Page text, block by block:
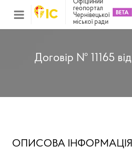
Офіційний
геопортал
Чернівецької
міської ради
Договір № 11165
ОПИСОВА ІНФОРМАЦІЯ